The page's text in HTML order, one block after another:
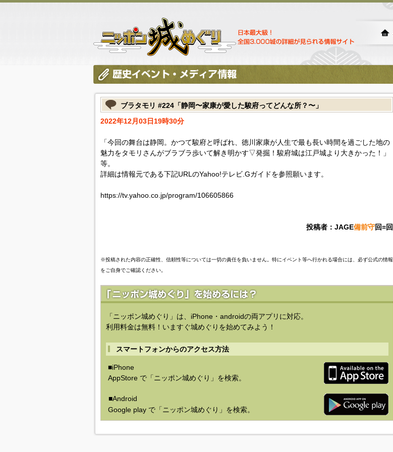
ブラタモリ #224「静岡〜家康が愛した駿府ってどんな所？〜」
2022年12月03日19時30分
「今回の舞台は静岡。かつて駿府と呼ばれ、徳川家康が人生で最も長い時間を過ごした地の
魅力をタモリさんがブラブラ歩いて解き明かす▽発掘！駿府城は江戸城より大きかった！」
等。
詳細は情報元である下記URLのYahoo!テレビ.Gガイドを参照願います。
https://tv.yahoo.co.jp/program/106605866
投稿者：JAGE備前守回=回
※投稿された内容の正確性、信頼性等については一切の責任を負いません。特にイベント等へ行かれる場合には、必ず公式の情報
をご自身でご確認ください。
「ニッポン城めぐり」は、iPhone・androidの両アプリに対応。
利用料金は無料！いますぐ城めぐりを始めてみよう！
スマートフォンからのアクセス方法
■iPhone
AppStore で「ニッポン城めぐり」を検索。
■Android
Google play で「ニッポン城めぐり」を検索。